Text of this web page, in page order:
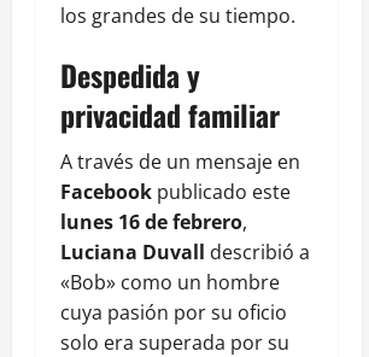
los grandes de su tiempo.
Despedida y
privacidad familiar
A través de un mensaje en
Facebook publicado este
lunes 16 de febrero,
Luciana Duvall describió a
«Bob» como un hombre
cuya pasión por su oficio
solo era superada por su